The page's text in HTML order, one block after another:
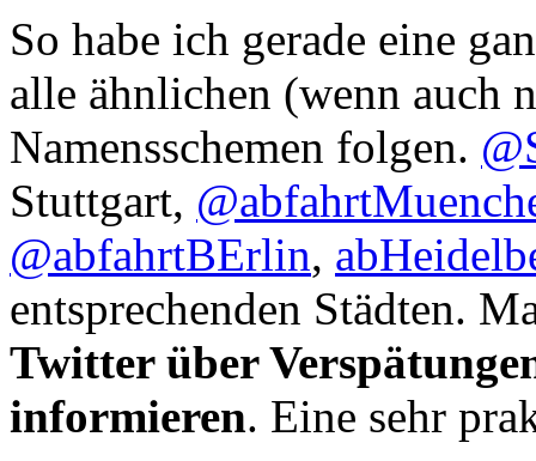
So habe ich gerade eine
alle ähnlichen (wenn auch
Namensschemen folgen.
Stuttgart,
@abfahrtBErlin,
entsprechenden Städten.
Twitter über
informieren. Eine sehr